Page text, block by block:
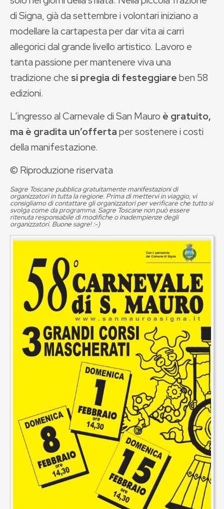
di Signa, già da settembre i volontari iniziano a
modellare la cartapesta per dar vita ai carri
allegorici dal grande livello artistico. Lavoro e
tanta passione per mantenere viva una
tradizione che si pregia di festeggiareben 58
edizioni.
L’ingresso al Carnevale di San Mauro è gratuito,
ma è gradita un’offertaper sostenere i costi
della manifestazione.
© Riproduzione riservata
Sagre Toscane pubblica gratuitamente manifestazioni di
organizzatori in tutta la regione. Prima di mettervi in viaggio, vi
consigliamo di contattare gli organizzatori per verificare che tutto si
svolga come da programma. Sagre Toscane non può essere
ritenuta responsabile di modifiche o inadempienze degli
organizzatori. Buone sagre! :-)